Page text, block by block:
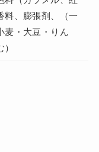
料、膨張剤、（一
麦・大豆・りん